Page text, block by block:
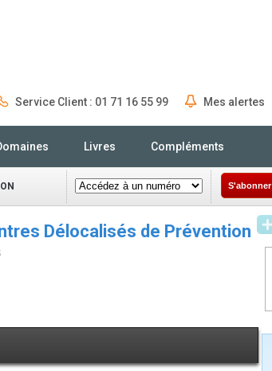
Service Client : 01 71 16 55 99 Mes alertes
Livres Compléments
S'abonner
Délocalisés de Prévention